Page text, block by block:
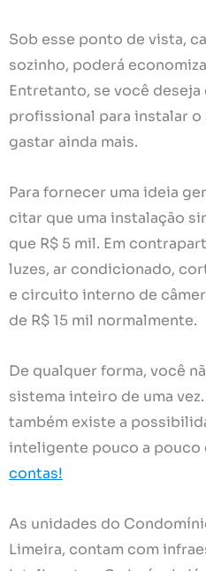
Sob esse ponto de vista,
sozinho, poderá
Entretanto, se você
profissional para instalar
gastar ainda mais.
Para fornecer uma ideia
citar que uma instalação
que R$ 5 mil. Em
luzes, ar condicionado,
e circuito interno de
de R$ 15 mil normalmente.
De qualquer forma, você
sistema inteiro de uma
também existe a
inteligente pouco a pouco
contas!
As unidades do
Limeira, contam com